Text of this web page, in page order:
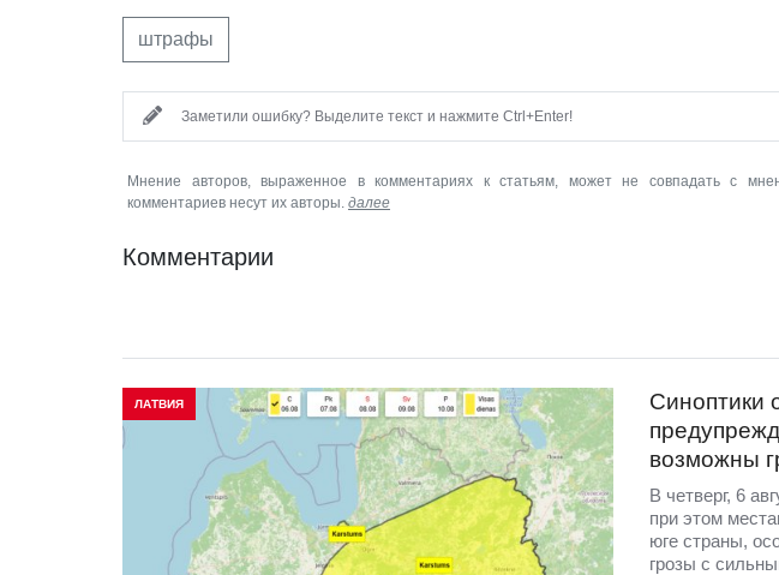
штрафы
Заметили ошибку? Выделите текст и нажмите Ctrl+Enter!
Мнение авторов, выраженное в комментариях к статьям, может не совпадать с
комментариев несут их авторы. далее
Комментарии
ЛАТВИЯ
Синоптики
возможны
В четверг, 6
при этом
юге страны,
грозы с